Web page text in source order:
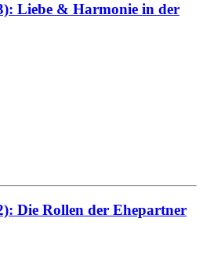
Liebe & Harmonie in der
Die Rollen der Ehepartner